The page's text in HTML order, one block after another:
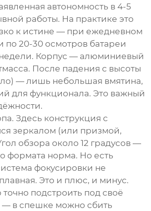
автономность в 4-5
работы. На практике это
к истине — при ежедневном
по 20-30 осмотров батареи
недели. Корпус — алюминиевый
После падения с высоты
— лишь небольшая вмятина,
для функционала. Это важный
Здесь конструкция с
зеркалом (или призмой,
обзора около 12 градусов —
формата норма. Но есть
фокусировки не
Это и плюс, и минус.
подстроить под своё
в спешке можно сбить